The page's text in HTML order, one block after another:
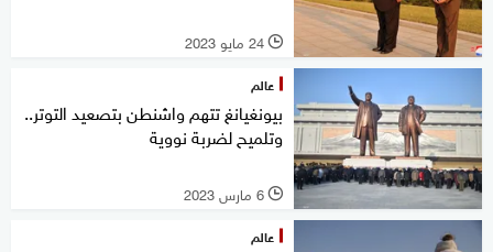
l 24 مايو 2023
عالم
بيونغيانغ تتهم واشنطن بتصعيد التوتر..
وتلميح لضربة نووية
l 6 مارس 2023
عالم